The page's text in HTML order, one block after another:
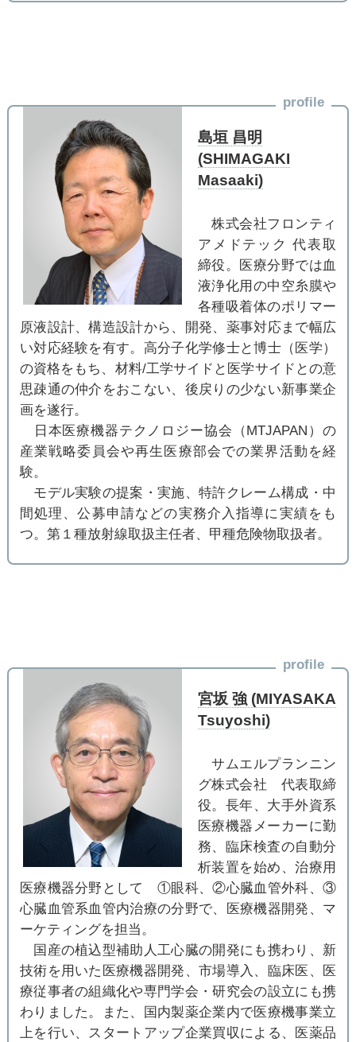
profile
島垣 昌明
(SHIMAGAKI
Masaaki)
株式会社フロンティ
アメドテック 代表取
締役。医療分野では血
液浄化用の中空糸膜や
各種吸着体のポリマー
原液設計、構造設計から、開発、薬事対応まで幅広
い対応経験を有す。高分子化学修士と博士（医学）
の資格をもち、材料/工学サイドと医学サイドとの意
思疎通の仲介をおこない、後戻りの少ない新事業企
画を遂行。
日本医療機器テクノロジー協会（MTJAPAN）の
産業戦略委員会や再生医療部会での業界活動を経
験。
モデル実験の提案・実施、特許クレーム構成・中
間処理、公募申請などの実務介入指導に実績をも
つ。第１種放射線取扱主任者、甲種危険物取扱者。
profile
宮坂 強 (MIYASAKA
Tsuyoshi)
サムエルプランニン
グ株式会社 代表取締
役。長年、大手外資系
医療機器メーカーに勤
務、臨床検査の自動分
析装置を始め、治療用
医療機器分野として ①眼科、②心臓血管外科、③
心臓血管系血管内治療の分野で、医療機器開発、マ
ーケティングを担当。
国産の植込型補助人工心臓の開発にも携わり、新
技術を用いた医療機器開発、市場導入、臨床医、医
療従事者の組織化や専門学会・研究会の設立にも携
わりました。また、国内製薬企業内で医療機事業立
上を行い、スタートアップ企業買収による、医薬品